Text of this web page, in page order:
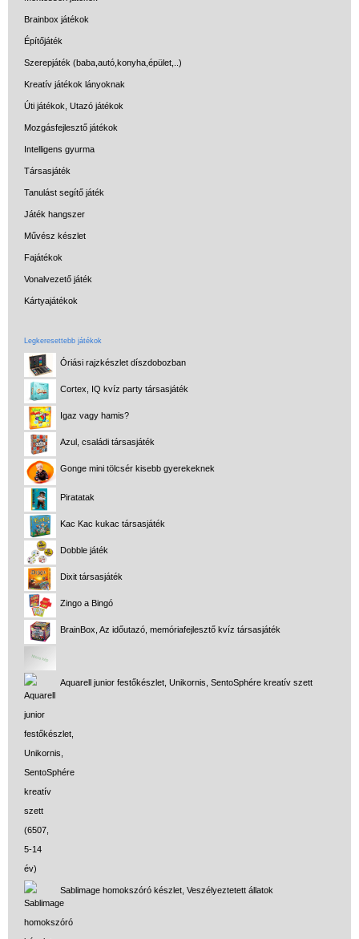
Brainbox játékok
Építőjáték
Szerepjáték (baba,autó,konyha,épület,..)
Kreatív játékok lányoknak
Úti játékok, Utazó játékok
Mozgásfejlesztő játékok
Intelligens gyurma
Társasjáték
Tanulást segítő játék
Játék hangszer
Művész készlet
Fajátékok
Vonalvezető játék
Kártyajátékok
Legkeresettebb játékok
Óriási rajzkészlet díszdobozban
Cortex, IQ kvíz party társasjáték
Igaz vagy hamis?
Azul, családi társasjáték
Gonge mini tölcsér kisebb gyerekeknek
Piratatak
Kac Kac kukac társasjáték
Dobble játék
Dixit társasjáték
Zingo a Bingó
BrainBox, Az időutazó, memóriafejlesztő kvíz társasjáték
Aquarell junior festőkészlet, Unikornis, SentoSphére kreatív szett
Sablimage homokszóró készlet, Veszélyeztetett állatok